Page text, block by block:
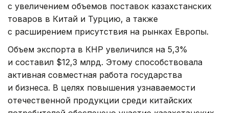
с увеличением объемов поставок казахстанских
товаров в Китай и Турцию, а также
с расширением присутствия на рынках Европы.
Объем экспорта в КНР увеличился на 5,3%
и составил $12,3 млрд. Этому способствовала
активная совместная работа государства
и бизнеса. В целях повышения узнаваемости
отечественной продукции среди китайских